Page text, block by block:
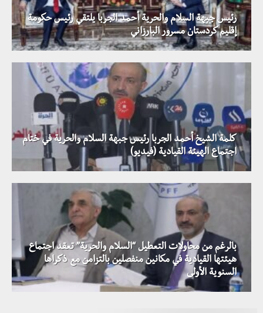
رئيس جبهة السلام والحرية أحمد الجربا يلتقي رئيس حكومة
إقليم كردستان مسرور البارزاني
كلمة الشيخ أحمد الجربا رئيس جبهة السلام والحرية في ختام
اجتماع الهيئة القيادية (فيديو)
بالرغم من محاولات التعطيل “السلام والحرية” تعقد اجتماع
هيئتها القيادية في مكانين منفصلين بالتزامن مع ذكراها
السنوية الأولى
جبهة السلام والحرية تستنكر منع وفدها من دخول إقليم
كوردستان